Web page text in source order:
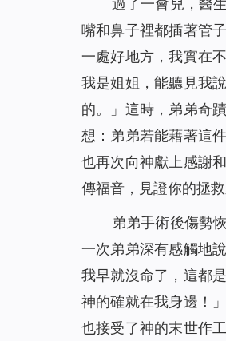
過了一會兒，醫
嘴和鼻子裡都插著管
一處好地方，我實在
我是姐姐，能聽見我
的。」這時，弟弟奇
想：弟弟若能藉著這
也再次向神獻上感謝
傳福音，見證你的拯救
弟弟手術後傷勢
一次弟弟深有感觸地
我早就沒命了，這都
神的確就在我身邊！
也接受了神的末世作